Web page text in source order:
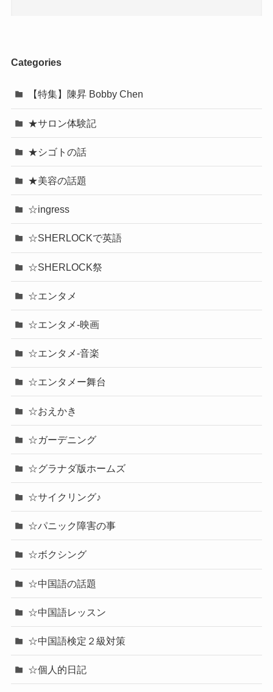
Categories
【特集】陳昇 Bobby Chen
★サロン体験記
★シゴトの話
★美容の話題
☆ingress
☆SHERLOCKで英語
☆SHERLOCK祭
☆エンタメ
☆エンタメ-映画
☆エンタメ-音楽
☆エンタメー舞台
☆おえかき
☆ガーデニング
☆グラナダ版ホームズ
☆サイクリング♪
☆パニック障害の事
☆ボクシング
☆中国語の話題
☆中国語レッスン
☆中国語検定２級対策
☆個人的日記